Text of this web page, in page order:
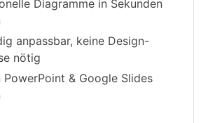
Diagramme in Sekunden
anpassbar, keine Design-
nötig
PowerPoint & Google Slides